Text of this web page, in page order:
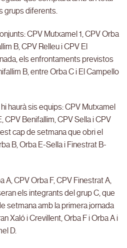
grups diferents.
CPV Mutxamel 1, CPV Orba
B, CPV Relleu i CPV El
els enfrontaments previstos
B, entre Orba C i El Campello
haurà sis equips: CPV Mutxamel
CPV Benifallim, CPV Sella i CPV
cap de setmana que obri el
B, Orba E-Sella i Finestrat B-
A, CPV Orba F, CPV Finestrat A,
els integrants del grup C, que
setmana amb la primera jornada
Xaló i Crevillent, Orba F i Orba A i
D.